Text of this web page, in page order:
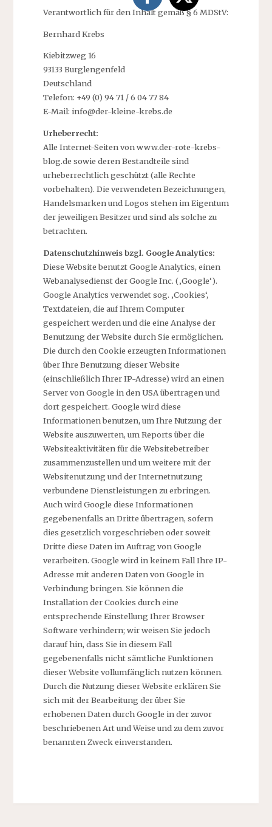
Verantwortlich für den Inhalt gemäß § 6 MDStV:
Bernhard Krebs
Kiebitzweg 16
93133 Burglengenfeld
Deutschland
Telefon: +49 (0) 94 71 / 6 04 77 84
E-Mail: info@der-kleine-krebs.de
Urheberrecht:
Alle Internet-Seiten von www.der-rote-krebs-
blog.de sowie deren Bestandteile sind
urheberrechtlich geschützt (alle Rechte
vorbehalten). Die verwendeten Bezeichnungen,
Handelsmarken und Logos stehen im Eigentum
der jeweiligen Besitzer und sind als solche zu
betrachten.
Datenschutzhinweis bzgl. Google Analytics:
Diese Website benutzt Google Analytics, einen
Webanalysedienst der Google Inc. (‚Google‘).
Google Analytics verwendet sog. ‚Cookies‘,
Textdateien, die auf Ihrem Computer
gespeichert werden und die eine Analyse der
Benutzung der Website durch Sie ermöglichen.
Die durch den Cookie erzeugten Informationen
über Ihre Benutzung dieser Website
(einschließlich Ihrer IP-Adresse) wird an einen
Server von Google in den USA übertragen und
dort gespeichert. Google wird diese
Informationen benutzen, um Ihre Nutzung der
Website auszuwerten, um Reports über die
Websiteaktivitäten für die Websitebetreiber
zusammenzustellen und um weitere mit der
Websitenutzung und der Internetnutzung
verbundene Dienstleistungen zu erbringen.
Auch wird Google diese Informationen
gegebenenfalls an Dritte übertragen, sofern
dies gesetzlich vorgeschrieben oder soweit
Dritte diese Daten im Auftrag von Google
verarbeiten. Google wird in keinem Fall Ihre IP-
Adresse mit anderen Daten von Google in
Verbindung bringen. Sie können die
Installation der Cookies durch eine
entsprechende Einstellung Ihrer Browser
Software verhindern; wir weisen Sie jedoch
darauf hin, dass Sie in diesem Fall
gegebenenfalls nicht sämtliche Funktionen
dieser Website vollumfänglich nutzen können.
Durch die Nutzung dieser Website erklären Sie
sich mit der Bearbeitung der über Sie
erhobenen Daten durch Google in der zuvor
beschriebenen Art und Weise und zu dem zuvor
benannten Zweck einverstanden.